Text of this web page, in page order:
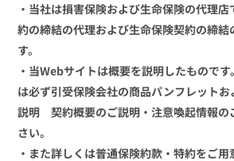
・当社は損害保険および生命保険の代理
約の締結の代理および生命保険契約の締結
す。
・当Webサイトは概要を説明したもので
は必ず引受保険会社の商品パンフレット
説明 契約概要のご説明・注意喚起情報の
さい。
・また詳しくは普通保険約款・特約をご